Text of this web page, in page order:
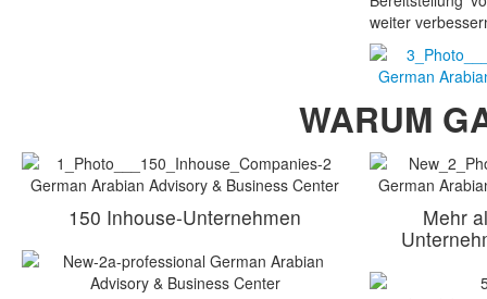
weiter
WARUM
150 Inhouse-Unternehmen
Mehr